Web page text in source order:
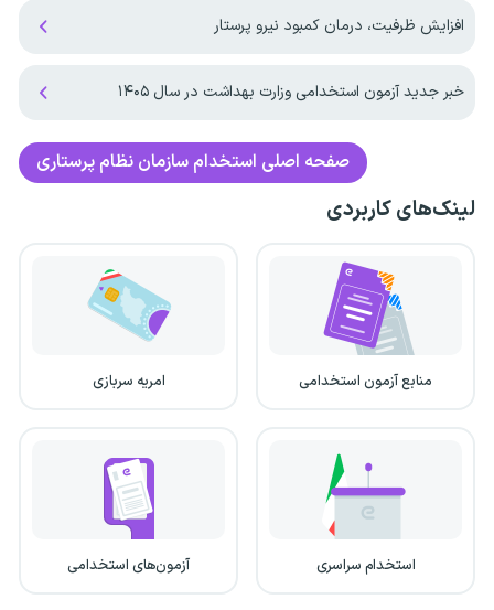
افزایش ظرفیت، درمان کمبود نیرو پرستار
خبر جدید آزمون استخدامی وزارت بهداشت در سال ۱۴۰۵
صفحه اصلی استخدام سازمان نظام پرستاری
لینک‌های کاربردی
منابع آزمون استخدامی امریه سربازی
استخدام سراسری آزمون‌های استخدامی